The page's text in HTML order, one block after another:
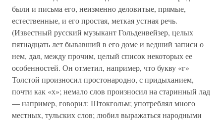
были и письма его, неизменно деловитые, прямые,
естественные, и его простая, меткая устная речь.
(Известный русский музыкант Гольденвейзер, целых
пятнадцать лет бывавший в его доме и ведший записи о
нем, дал, между прочим, целый список некоторых ее
особенностей. Он отметил, например, что букву «г»
Толстой произносил простонародно, с придыханием,
почти как «х»; немало слов произносил на старинный лад
— например, говорил: Штокгольм; употреблял много
местных, тульских слов; любил выражаться народными